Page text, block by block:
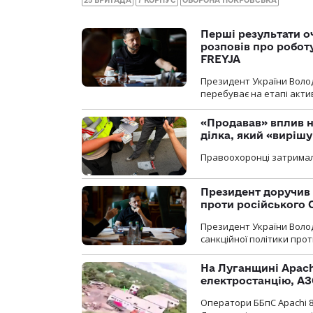
Перші результати
розповів про
FREYJA
Президент України
перебуває на етапі
«Продавав» вплив
ділка, який
Правоохоронці
Президент доручив
проти російського
Президент України
санкційної політики
На Луганщині
електростанцію,
Оператори ББпС Apachi